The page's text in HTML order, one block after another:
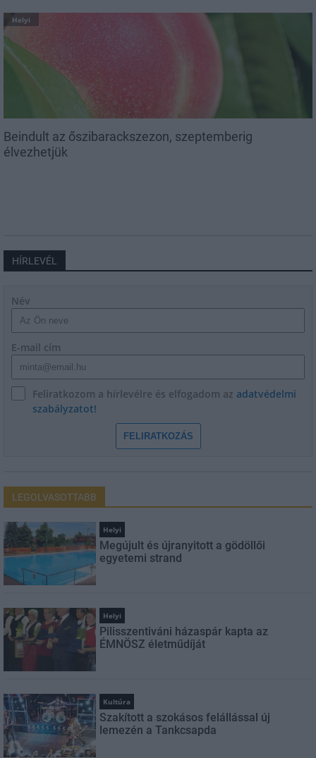
Helyi
Beindult az őszibarackszezon, szeptemberig
élvezhetjük
HÍRLEVÉL
Név
E-mail cím
Feliratkozom a hírlevélre és elfogadom az adatvédelmi
szabályzatot!
FELIRATKOZÁS
LEGOLVASOTTABB
Helyi
Megújult és újranyitott a gödöllői
egyetemi strand
Helyi
Pilisszentiváni házaspár kapta az
ÉMNÖSZ életműdíját
Kultúra
Szakított a szokásos felállással új
lemezén a Tankcsapda